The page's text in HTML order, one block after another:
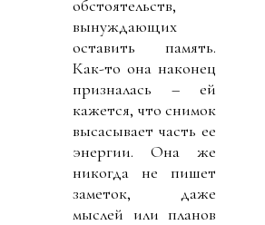
обстоятельств,
вынуждающих
оставить память.
Как-то она наконец
призналась – ей
кажется, что снимок
высасывает часть ее
энергии. Она же
никогда не пишет
заметок, даже
мыслей или планов